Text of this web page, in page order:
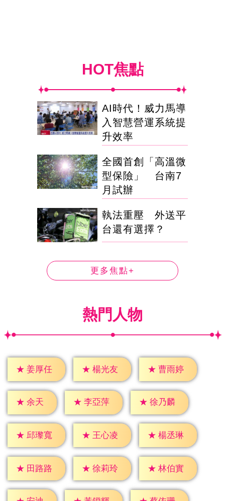
HOT焦點
AI時代！威力馬導
入智慧營運系統提
升效率
全國首創「高溫微
型保險」 台南7
月試辦
執法重壓 外送平
台還有選擇？
更多焦點+
熱門人物
★ 姜厚任 ★ 楊光友 ★ 曹雨婷
★ 余天 ★ 李亞萍 ★ 徐乃麟
★ 邱瓈寬 ★ 王心凌 ★ 楊丞琳
★ 田路路 ★ 徐莉玲 ★ 林伯實